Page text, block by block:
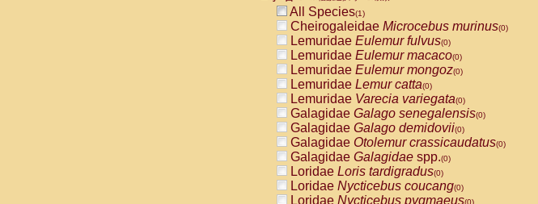
CebidaeCebus
CebidaeSaimiri boliviensis(0)
CebidaeSaimiri sciureus(0)
AtelidaeAlouatta caraya(0)
AtelidaeAlouatta fusca(0)
AtelidaeAlouatta seniculus
AtelidaeAlouattaspp.(0)
AtelidaeAteles belzebuth(0)
AtelidaeAteles geoffroyi(0)
AtelidaeAteles paniscus(0)
AtelidaeAtelesspp.(0)
Atelidae Lagothrix lagothricha
AtelidaeLagothrix lagothricha cana
PitheciidaeCacajao calvus rubicundus
All Species(1)
Cheirogaleidae Microcebus murinus(0)
Lemuridae Eulemur fulvus(0)
Lemuridae Eulemur macaco(0)
Lemuridae Eulemur mongoz(0)
Lemuridae Lemur catta(0)
Lemuridae Varecia variegata(0)
Galagidae Galago senegalensis(0)
Galagidae Galago demidovii(0)
Galagidae Otolemur crassicaudatus(0)
Galagidae Galagidae spp.(0)
Loridae Loris tardigradus(0)
Loridae Nycticebus coucang(0)
Loridae Nycticebus pygmaeus(0)